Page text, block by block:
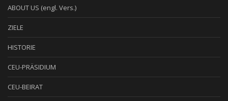
ABOUT US (engl. Vers.)
ZIELE
HISTORIE
CEU-PRÄSIDIUM
CEU-BEIRAT